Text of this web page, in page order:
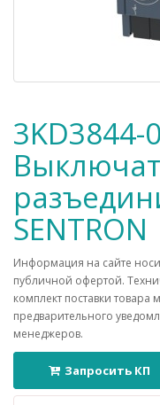
3KD3844-
SENTRON
Информация на сайте
публичной офертой.
комплект поставки
предварительного
менеджеров.
Запросить КП